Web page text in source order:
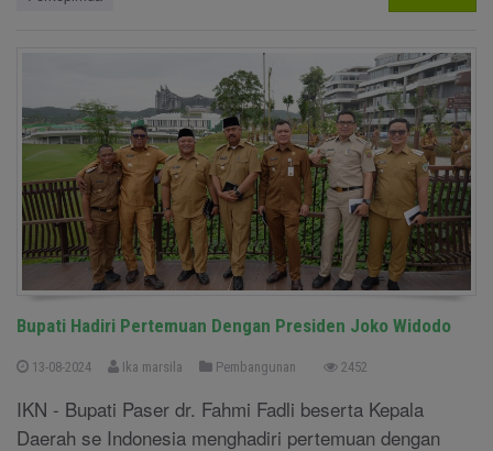
Bupati Hadiri Pertemuan Dengan Presiden Joko Widodo
13-08-2024 Ika marsila Pembangunan 2452
IKN - Bupati Paser dr. Fahmi Fadli beserta Kepala
Daerah se Indonesia menghadiri pertemuan dengan